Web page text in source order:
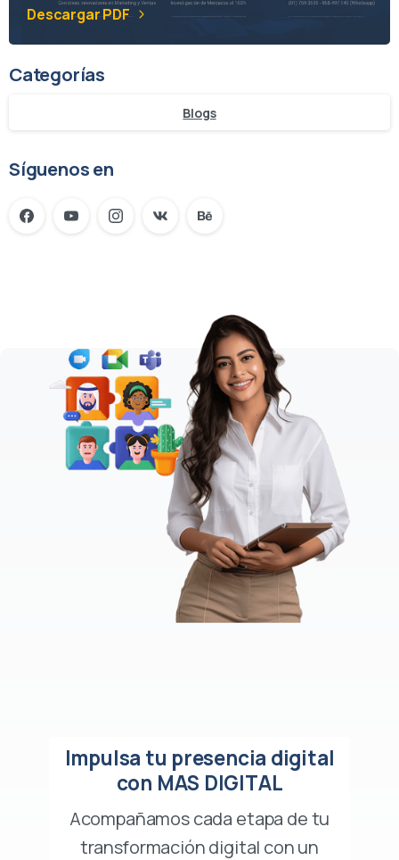
Descargar PDF
Categorías
Blogs
Síguenos en
Impulsa tu presencia digital
con MAS DIGITAL
Acompañamos cada etapa de tu
transformación digital con un